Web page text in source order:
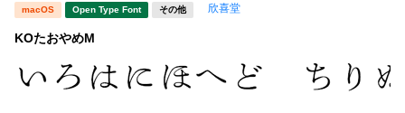
macOS Open Type Font その他 欣喜堂
KOたおやめM